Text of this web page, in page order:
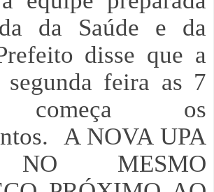
da Saúde e da
disse que a
feira as 7
começa os
A NOVA UPA
MESMO